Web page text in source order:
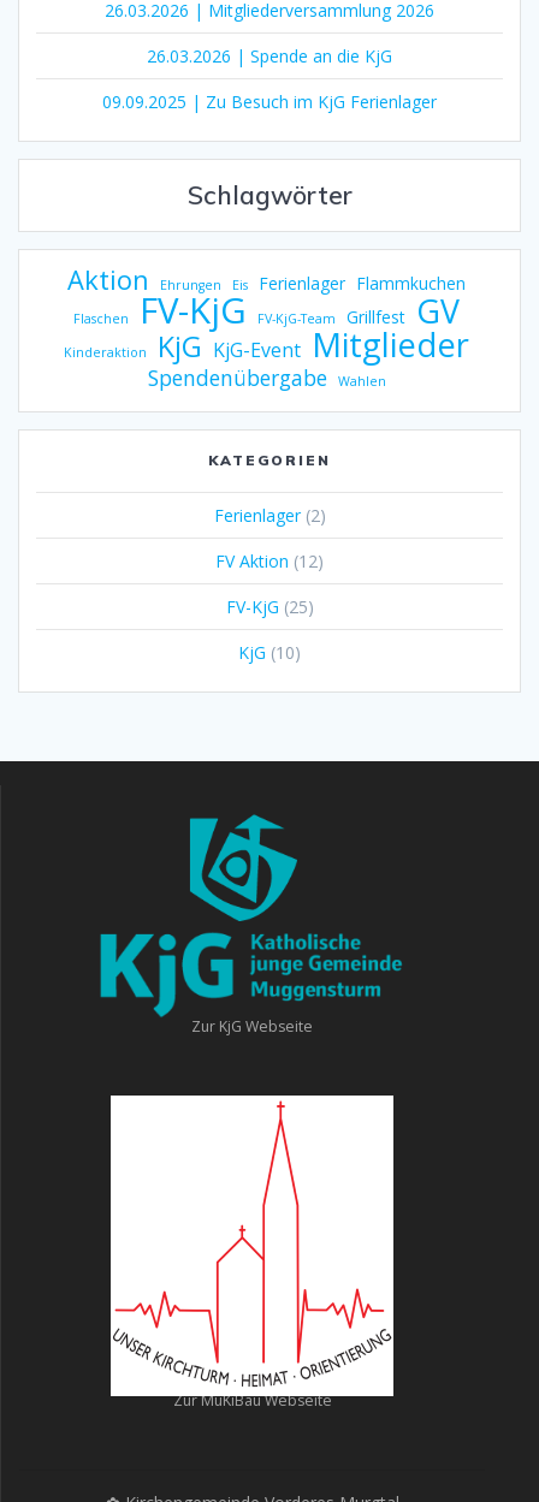
26.03.2026 | Mitgliederversammlung 2026
26.03.2026 | Spende an die KjG
09.09.2025 | Zu Besuch im KjG Ferienlager
Schlagwörter
Aktion Ehrungen Eis Ferienlager Flammkuchen
Flaschen FV-KjG FV-KjG-Team Grillfest GV
Kinderaktion KjG KjG-Event Mitglieder
Spendenübergabe Wahlen
KATEGORIEN
Ferienlager(2)
FV Aktion (12)
FV-KjG (25)
KjG (10)
Zur KjG Webseite
Zur MuKiBau Webseite